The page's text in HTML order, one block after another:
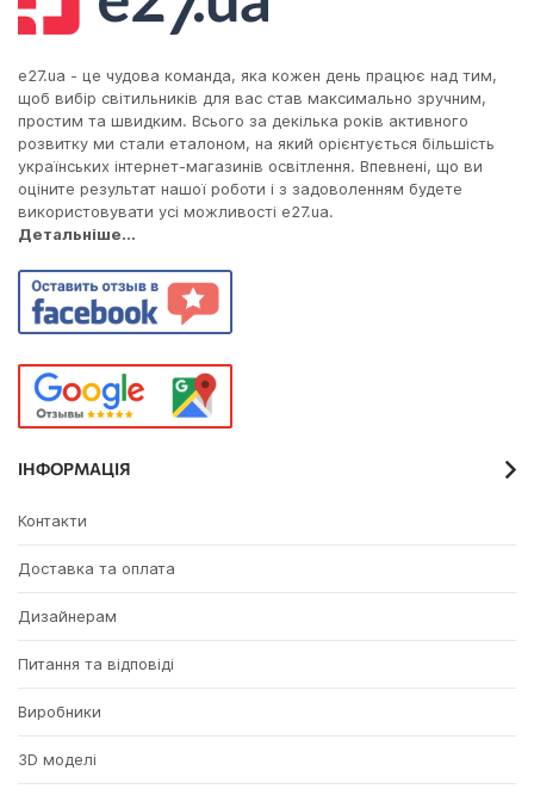
варто уточнити діаметр посадкового місця кронштейна
довелося оформлювати повернення через
невідповідність кріплення.
e27.ua - це чудова команда, яка кожен день працює над тим,
щоб вибір світильників для вас став максимально зручним,
простим та швидким. Всього за декілька років активного
розвитку ми стали еталоном, на який орієнтується більшість
українських інтернет-магазинів освітлення. Впевнені, що ви
оціните результат нашої роботи і з задоволенням будете
використовувати усі можливості e27.ua.
Детальніше...
ІНФОРМАЦІЯ
Контакти
Доставка та оплата
Дизайнерам
Питання та відповіді
Виробники
3D моделі